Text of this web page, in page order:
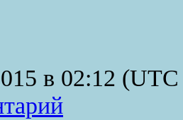
в 02:12